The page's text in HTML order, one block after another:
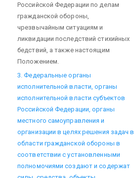
Российской Федерации по делам
гражданской обороны,
чрезвычайным ситуациям и
ликвидации последствий стихийных
бедствий, а также настоящим
Положением.
3. Федеральные органы
исполнительной власти, органы
исполнительной власти субъектов
Российской Федерации, органы
местного самоуправления и
организации в целях решения задач в
области гражданской обороны в
соответствии с установленными
полномочиями создают и содержат